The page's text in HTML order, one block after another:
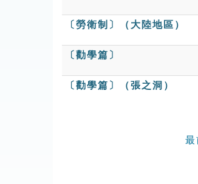
〔勞衛制〕（大陸地區）
〔勸學篇〕
〔勸學篇〕（張之洞）
最